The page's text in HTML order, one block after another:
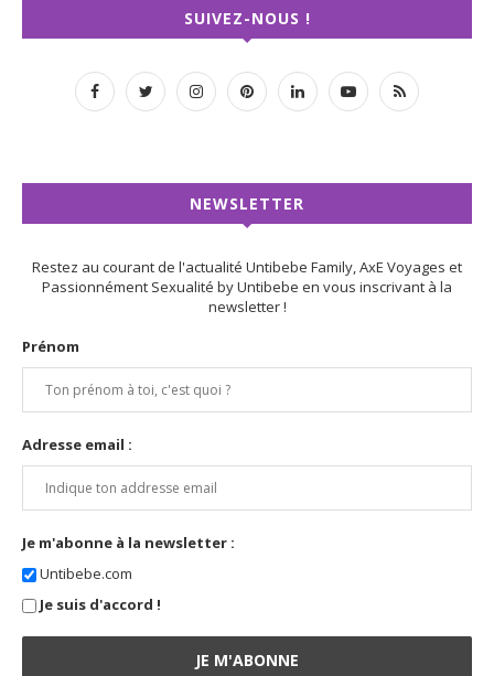
SUIVEZ-NOUS !
NEWSLETTER
Restez au courant de l'actualité Untibebe Family, AxE Voyages et
Passionnément Sexualité by Untibebe en vous inscrivant à la
newsletter !
Prénom
Adresse email :
Je m'abonne à la newsletter :
Untibebe.com
Je suis d'accord !